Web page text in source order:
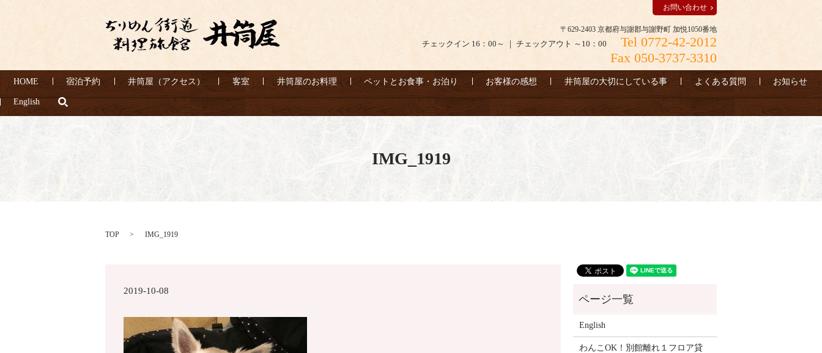
〒629-2403 京都府与謝郡与謝野町 加悦1050番地
チェックイン 16：00～ ｜ チェックアウト ～10：00
Tel 0772-42-2012
Fax 050-3737-3310
お問い合わせ
HOME 宿泊予約 井筒屋（アクセス） 客室 井筒屋のお料理 ペットとお食事・お泊り お客様の感想 井筒屋の大切にしている事 よくある質問 お知らせ
English
IMG_1919
TOP IMG_1919
2019-10-08
English
わんこOK！別館離れ１フロア貸